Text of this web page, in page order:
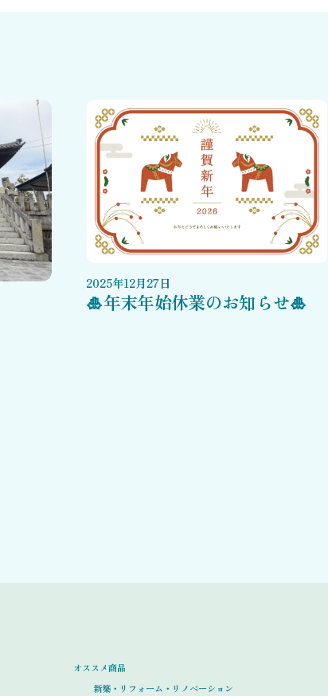
2025年12月27日
🎍年末年始休業のお知らせ🎍
オススメ商品
新築・リフォーム・リノベーション